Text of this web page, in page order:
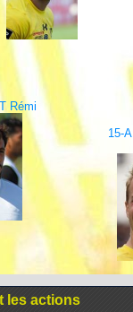
Rémi
15-
les actions